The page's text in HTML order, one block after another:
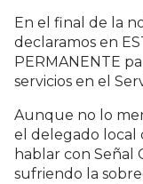
En el final de la
declaramos en
PERMANENTE
servicios en el
Aunque no lo
el delegado local
hablar con Señal
sufriendo la